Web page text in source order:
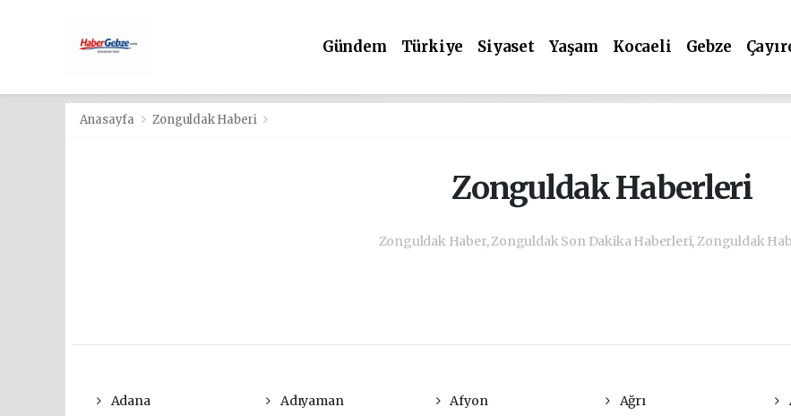
Gündem Türkiye Siyaset Yaşam Kocaeli Gebze
Anasayfa Zonguldak Haberi
Zonguldak Haberleri
Zonguldak Haber, Zonguldak Son Dakika Haberleri, Zonguldak
Adana Adıyaman Afyon Ağrı